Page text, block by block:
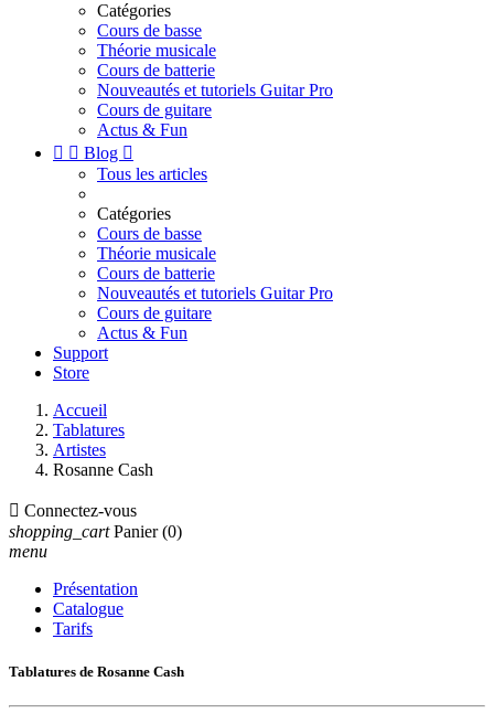
Catégories
Cours de basse
Théorie musicale
Cours de batterie
Nouveautés et tutoriels Guitar Pro
Cours de guitare
Actus & Fun
  Blog 
Tous les articles
Catégories
Cours de basse
Théorie musicale
Cours de batterie
Nouveautés et tutoriels Guitar Pro
Cours de guitare
Actus & Fun
Support
Store
Accueil
Tablatures
Artistes
Rosanne Cash
 Connectez-vous
shopping_cart Panier (0)
menu
Présentation
Catalogue
Tarifs
Tablatures de Rosanne Cash